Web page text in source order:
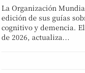
La Organización
edición de sus guías
cognitivo y demencia.
de 2026, actualiza...